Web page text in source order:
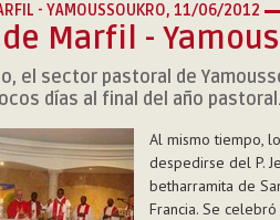
- YAMOUSSOUKRO, 11/06/2012
de Marfil -
el sector pastoral de
días al final del año pastoral.
Al mismo tiempo,
despedirse del P.
betharramita de
Francia. Se